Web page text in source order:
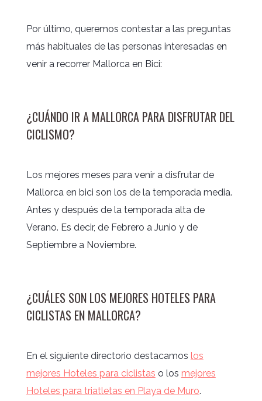
Por último, queremos contestar a las preguntas
más habituales de las personas interesadas en
venir a recorrer Mallorca en Bici:
¿CUÁNDO IR A MALLORCA PARA DISFRUTAR DEL
CICLISMO?
Los mejores meses para venir a disfrutar de
Mallorca en bici son los de la temporada media.
Antes y después de la temporada alta de
Verano. Es decir, de Febrero a Junio y de
Septiembre a Noviembre.
¿CUÁLES SON LOS MEJORES HOTELES PARA
CICLISTAS EN MALLORCA?
En el siguiente directorio destacamos los
mejores Hoteles para ciclistas o los mejores
Hoteles para triatletas en Playa de Muro.